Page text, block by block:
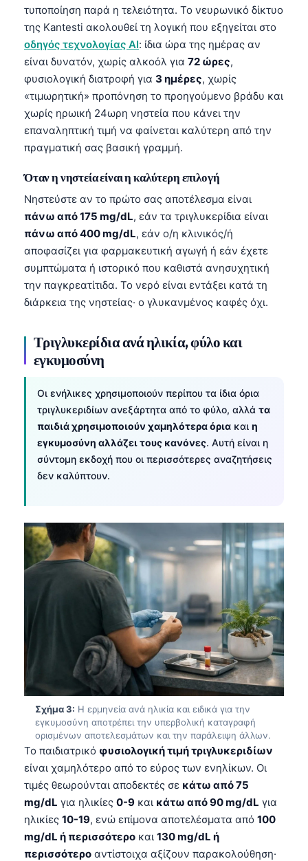
τυποποίηση παρά η τελειότητα. Το νευρωνικό δίκτυο
της Kantesti ακολουθεί τη λογική που εξηγείται στο
οδηγός τεχνολογίας AI: ίδια ώρα της ημέρας αν
είναι δυνατόν, χωρίς αλκοόλ για 72 ώρες,
φυσιολογική διατροφή για 3 ημέρες, χωρίς
«τιμωρητική» προπόνηση το προηγούμενο βράδυ και
χωρίς ηρωική 24ωρη νηστεία που κάνει την
επαναληπτική τιμή να φαίνεται καλύτερη από την
πραγματική σας βασική γραμμή.
Όταν η νηστεία είναι η καλύτερη επιλογή
Νηστεύστε αν το πρώτο σας αποτέλεσμα είναι
πάνω από 175 mg/dL, εάν τα τριγλυκερίδια είναι
πάνω από 400 mg/dL, εάν ο/η κλινικός/ή
αποφασίζει για φαρμακευτική αγωγή ή εάν έχετε
συμπτώματα ή ιστορικό που καθιστά ανησυχητική
την παγκρεατίτιδα. Το νερό είναι εντάξει κατά τη
διάρκεια της νηστείας· ο γλυκανμένος καφές όχι.
Τριγλυκερίδια ανά ηλικία, φύλο και
εγκυμοσύνη
Οι ενήλικες χρησιμοποιούν περίπου τα ίδια όρια
τριγλυκεριδίων ανεξάρτητα από το φύλο, αλλά τα
παιδιά χρησιμοποιούν χαμηλότερα όρια και η
εγκυμοσύνη αλλάζει τους κανόνες. Αυτή είναι η
σύντομη εκδοχή που οι περισσότερες αναζητήσεις
δεν καλύπτουν.
Σχήμα 3: Η ερμηνεία ανά ηλικία και ειδικά για την
εγκυμοσύνη αποτρέπει την υπερβολική καταγραφή
ορισμένων αποτελεσμάτων και την παράλειψη άλλων.
Το παιδιατρικό φυσιολογική τιμή τριγλυκεριδίων
είναι χαμηλότερο από το εύρος των ενηλίκων. Οι
τιμές θεωρούνται αποδεκτές σε κάτω από 75
mg/dL για ηλικίες 0-9 και κάτω από 90 mg/dL για
ηλικίες 10-19, ενώ επίμονα αποτελέσματα από 100
mg/dL ή περισσότερο και 130 mg/dL ή
περισσότερο αντίστοιχα αξίζουν παρακολούθηση·